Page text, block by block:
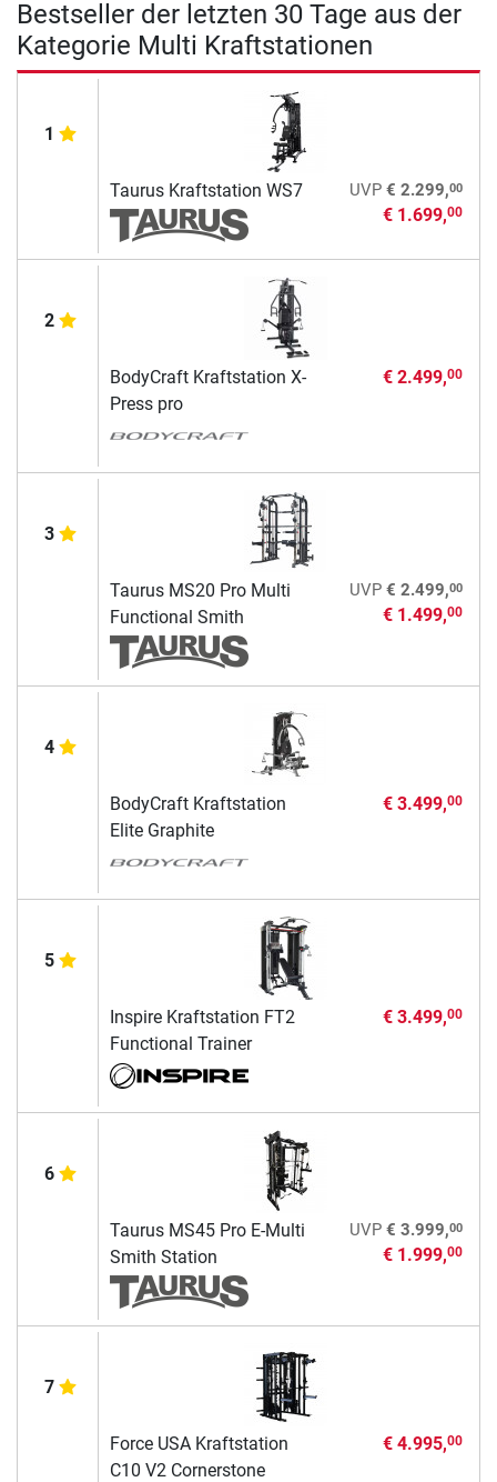
Bestseller der letzten 30 Tage aus der
Kategorie Multi Kraftstationen
1
Taurus Kraftstation WS7 UVP € 2.299,00
€ 1.699,00
2
BodyCraft Kraftstation X-
Press pro
€ 2.499,00
3
Taurus MS20 Pro Multi
Functional Smith
UVP € 2.499,00
€ 1.499,00
4
BodyCraft Kraftstation
Elite Graphite
€ 3.499,00
5
Inspire Kraftstation FT2
Functional Trainer
€ 3.499,00
6
Taurus MS45 Pro E-Multi
Smith Station
UVP € 3.999,00
€ 1.999,00
7
Force USA Kraftstation
C10 V2 Cornerstone
€ 4.995,00